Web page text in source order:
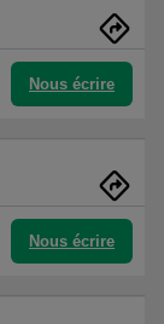
Nous écrire
Nous écrire